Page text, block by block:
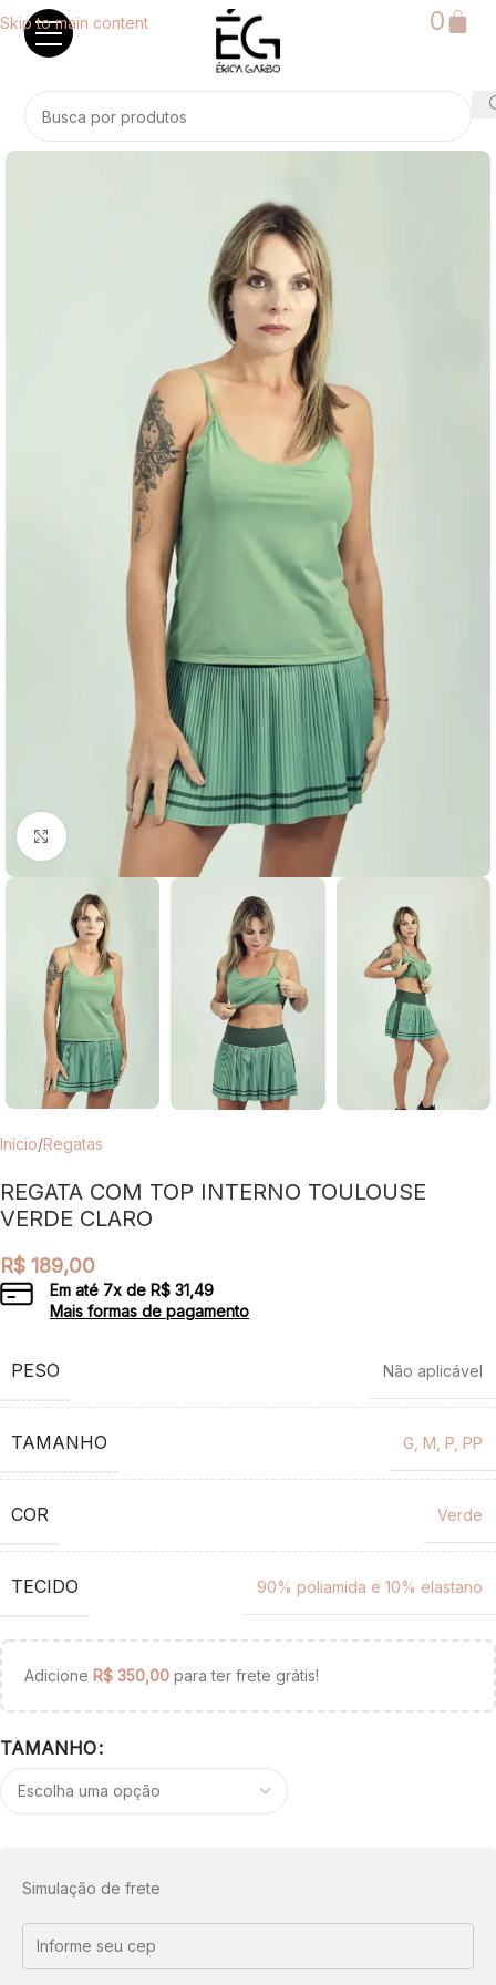
Skip to main content 0
Clique para ampliar
Início/Regatas
REGATA COM TOP INTERNO TOULOUSE
VERDE CLARO
R$ 189,00
Em até 7x de R$ 31,49
Mais formas de pagamento
PESO Não aplicável
TAMANHO G M P PP
COR Verde
TECIDO 90% poliamida e 10% elastano
Adicione R$ 350,00 para ter frete grátis!
TAMANHO
Simulação de frete